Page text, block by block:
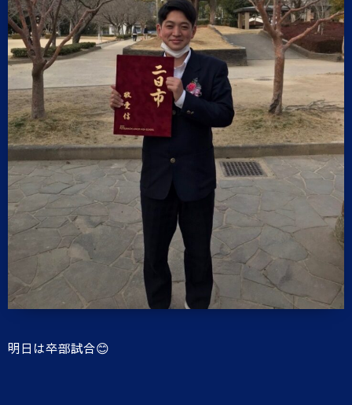
明日は卒部試合😊